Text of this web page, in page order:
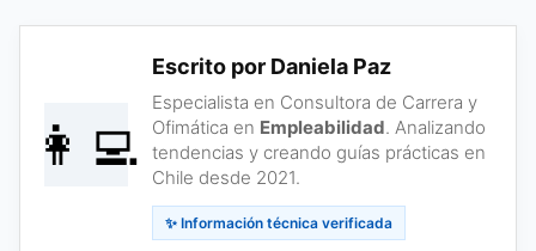
👩‍💻
Escrito por Daniela Paz
Especialista en Consultora de Carrera y
Ofimática en Empleabilidad. Analizando
tendencias y creando guías prácticas en
Chile desde 2021.
✨ Información técnica verificada